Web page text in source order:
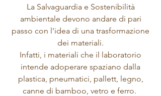
La Salvaguardia e Sostenibilità
ambientale devono andare di pari
passo con l'idea di una trasformazione
dei materiali.
Infatti, i materiali che il laboratorio
intende adoperare spaziano dalla
plastica, pneumatici, pallett, legno,
canne di bamboo, vetro e ferro.